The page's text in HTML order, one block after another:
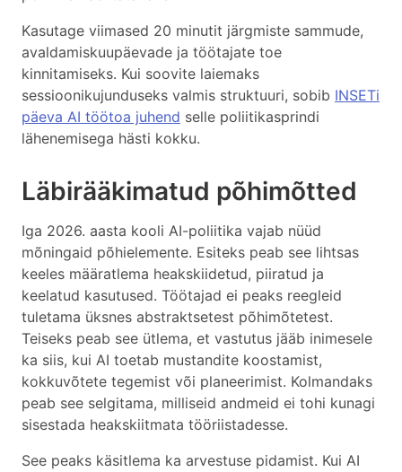
Kasutage viimased 20 minutit järgmiste sammude,
avaldamiskuupäevade ja töötajate toe
kinnitamiseks. Kui soovite laiemaks
sessioonikujunduseks valmis struktuuri, sobib INSETi
päeva AI töötoa juhend selle poliitikasprindi
lähenemisega hästi kokku.
Läbirääkimatud põhimõtted
Iga 2026. aasta kooli AI-poliitika vajab nüüd
mõningaid põhielemente. Esiteks peab see lihtsas
keeles määratlema heakskiidetud, piiratud ja
keelatud kasutused. Töötajad ei peaks reegleid
tuletama üksnes abstraktsetest põhimõtetest.
Teiseks peab see ütlema, et vastutus jääb inimesele
ka siis, kui AI toetab mustandite koostamist,
kokkuvõtete tegemist või planeerimist. Kolmandaks
peab see selgitama, milliseid andmeid ei tohi kunagi
sisestada heakskiitmata tööriistadesse.
See peaks käsitlema ka arvestuse pidamist. Kui AI